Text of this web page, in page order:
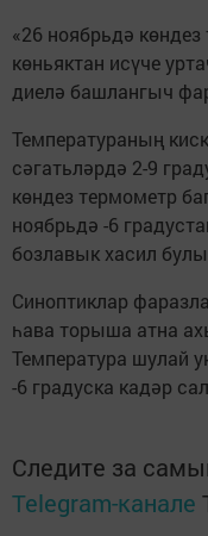
«26 ноябрьдә
көньяктан исүче
диелә башлангыч
Температураның
сәгатьләрдә 2-9
көндез термометр
ноябрьдә -6
бозлавык хасил
Синоптиклар
һава торыша атна
Температура шулай
-6 градуска кадәр
Следите за
Telegram-канале